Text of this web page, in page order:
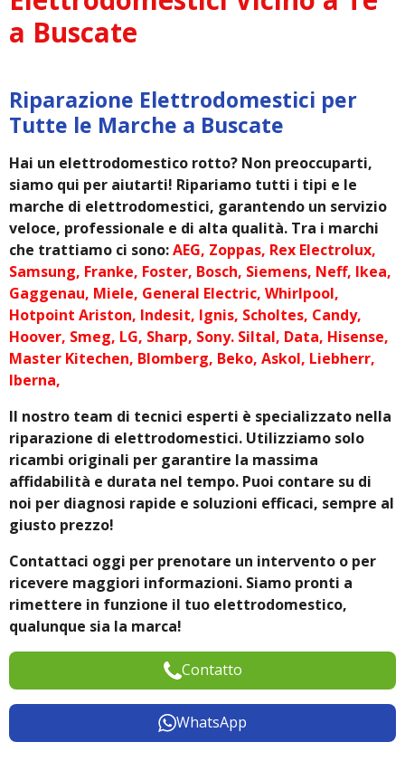
a Buscate
Riparazione Elettrodomestici per
Tutte le Marche a Buscate
Hai un elettrodomestico rotto? Non preoccuparti,
siamo qui per aiutarti! Ripariamo tutti i tipi e le
marche di elettrodomestici, garantendo un servizio
veloce, professionale e di alta qualità. Tra i marchi
che trattiamo ci sono:AEG, Zoppas, Rex Electrolux,
Samsung, Franke, Foster, Bosch, Siemens, Neff, Ikea,
Gaggenau, Miele, General Electric, Whirlpool,
Hotpoint Ariston, Indesit, Ignis, Scholtes, Candy,
Hoover, Smeg, LG, Sharp, Sony. Siltal, Data, Hisense,
Master Kitechen, Blomberg, Beko, Askol, Liebherr,
Iberna,
Il nostro team di tecnici esperti è specializzato nella
riparazione di elettrodomestici. Utilizziamo solo
ricambi originali per garantire la massima
affidabilità e durata nel tempo. Puoi contare su di
noi per diagnosi rapide e soluzioni efficaci, sempre al
giusto prezzo!
Contattaci oggi per prenotare un intervento o per
ricevere maggiori informazioni. Siamo pronti a
rimettere in funzione il tuo elettrodomestico,
qualunque sia la marca!
Contatto
WhatsApp